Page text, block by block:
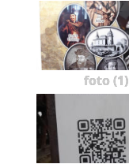
foto (1)